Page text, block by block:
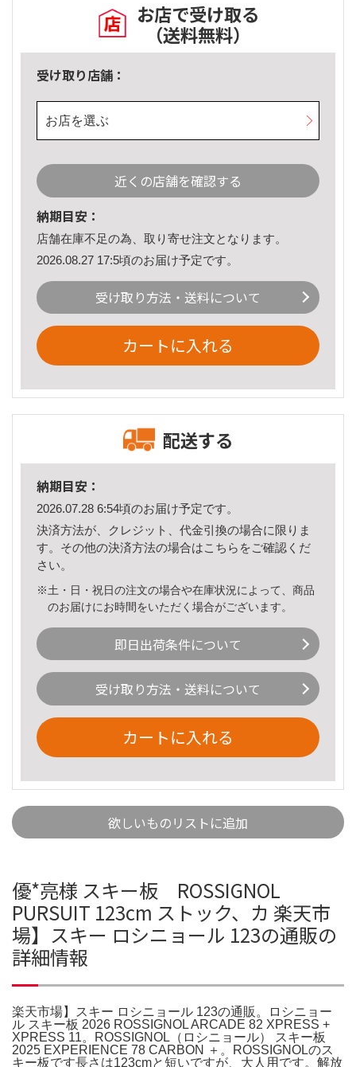
お店で受け取る
（送料無料）
受け取り店舗：
お店を選ぶ
近くの店舗を確認する
納期目安：
店舗在庫不足の為、取り寄せ注文となります。
2026.08.27 17:5頃のお届け予定です。
受け取り方法・送料について
カートに入れる
配送する
納期目安：
2026.07.28 6:54頃のお届け予定です。
決済方法が、クレジット、代金引換の場合に限りま
す。その他の決済方法の場合はこちら をご確認くだ
さい。
※土・日・祝日の注文の場合や在庫状況によって、商品
のお届けにお時間をいただく場合がございます。
即日出荷条件について
受け取り方法・送料について
カートに入れる
欲しいものリストに追加
優*亮様 スキー板 ROSSIGNOL
PURSUIT 123cm ストック、カ 楽天市
場】スキー ロシニョール 123の通販の
詳細情報
楽天市場】スキー ロシニョール 123の通販。ロシニョー
ル スキー板 2026 ROSSIGNOL ARCADE 82 XPRESS +
XPRESS 11。ROSSIGNOL（ロシニョール） スキー板
2025 EXPERIENCE 78 CARBON ＋。ROSSIGNOLのス
キー板です長さは123cmと短いですが、大人用です。解放